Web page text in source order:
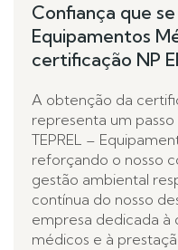
Confiança que se
Equipamentos
certificação NP
A obtenção da
representa um
TEPREL –
reforçando o nosso
gestão ambiental
contínua do nosso
empresa dedicada à
médicos e à